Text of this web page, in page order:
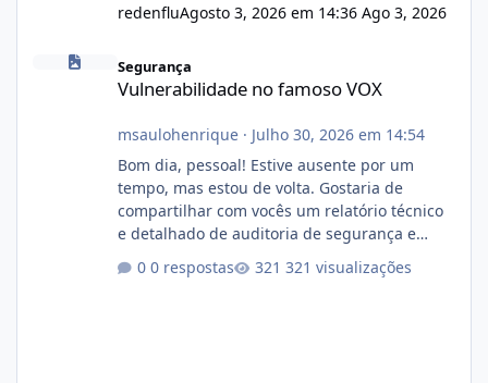
redenfluAgosto 3, 2026 em 14:36 Ago 3, 2026
Segurança
Vulnerabilidade no famoso VOX
msaulohenrique· Julho 30, 2026 em 14:54
Bom dia, pessoal! Estive ausente por um
tempo, mas estou de volta. Gostaria de
compartilhar com vocês um relatório técnico
e detalhado de auditoria de segurança e
atualmente em circulação e comercialização
0 respostas 321 visualizações